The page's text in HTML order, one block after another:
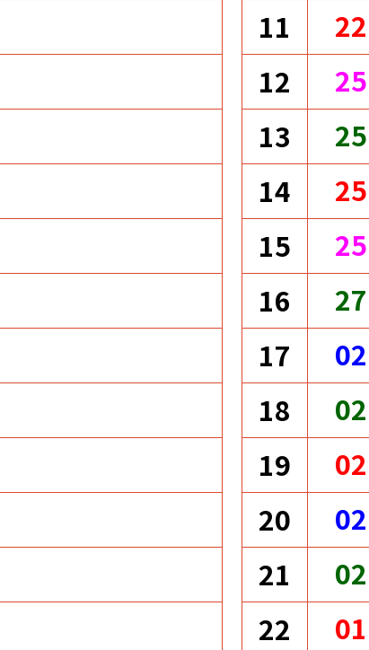
11 22
12 25
13 25
14 25
15 25
16 27
17 02
18 02
19 02
20 02
21 02
22 01